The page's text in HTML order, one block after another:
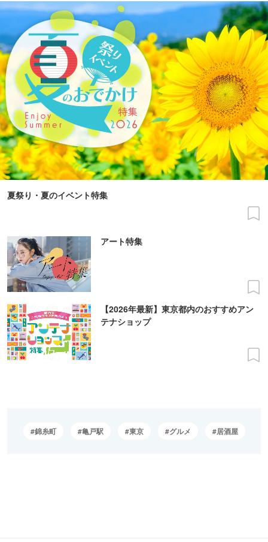
夏祭り・夏のイベント特集
アート特集
【2026年最新】東京都内のおすすめアン
テナショップ
錦糸町 亀戸駅 東京 グルメ 居酒屋